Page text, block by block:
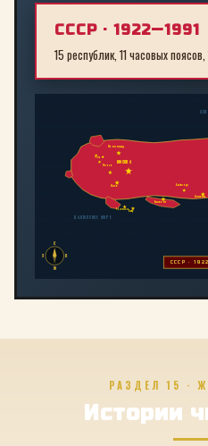
СССР · 1922—1991
15 республик, 11 часовых
МОСКВА
Ленинград
Киев
Минск
Ташкент
Алма-Ата
Байконур
ТбилисиБаку
Рига
С
Ю
З
В
СССР ·
БАЛТИЙСКОЕ МОРЕ
РАЗДЕЛ 15 ·
Истории